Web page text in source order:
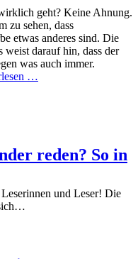
geht? Keine Ahnung.
zu sehen, dass
etwas anderes sind. Die
weist darauf hin, dass der
was auch immer.
…
reden? So in
und Leser! Die